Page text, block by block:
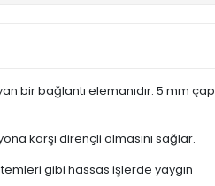
bir bağlantı elemanıdır. 5 mm çap
karşı dirençli olmasını sağlar.
gibi hassas işlerde yaygın